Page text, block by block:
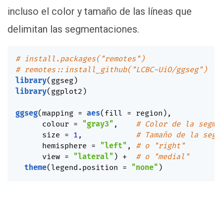
incluso el color y tamaño de las líneas que
delimitan las segmentaciones.
# install.packages("remotes")
# remotes::install_github("LCBC-UiO/ggseg")
library( ggseg)
library( ggplot2 )
ggseg(mapping = aes( fill = region ) ,
      colour
= "gray3" ,
# Color de la
      size
= 1 ,
# Tamaño de la
      hemisphere
= "left" ,
# o "right"
      view
= "lateral" ) +
# o "medial"
theme( legend.position = "none" )